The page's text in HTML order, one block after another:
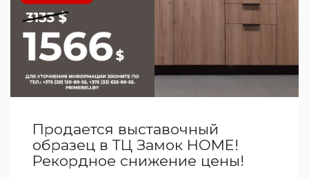
Продается выставочный
образец в ТЦ Замок HOME!
Рекордное снижение цены!